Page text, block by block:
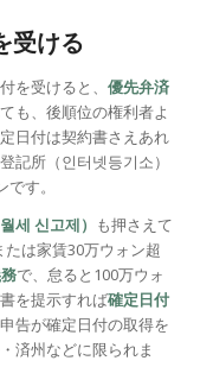
受ける
を受けると、 優先弁済
も、後順位の権利者よ
日付は契約書さえあれ
記所（인터넷등기소）
す。
세 신고제） も押さえて
は家賃30万ウォン超
で、怠ると100万ウォ
を提示すれば確定日付
告が確定日付の取得を
済州などに限られま